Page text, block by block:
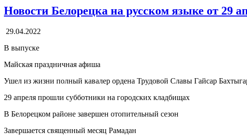
Новости Белорецка на русском языке от 29
29.04.2022
В выпуске
Майская праздничная афиша
Ушел из жизни полный кавалер ордена Трудовой Славы Гайсар
29 апреля прошли субботники на городских кладбищах
В Белорецком районе завершен отопительный сезон
Завершается священный месяц Рамадан